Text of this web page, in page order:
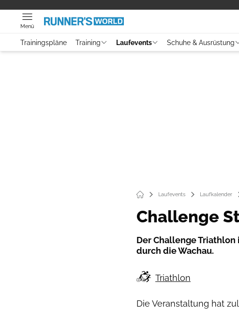
Menü
Trainingspläne Training Laufevents Schuhe & Ausrüstung
Laufevents Laufkalender
Challenge
Der Challenge
durch die Wachau.
Triathlon
Die Veranstaltung hat